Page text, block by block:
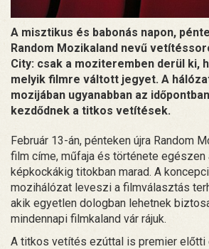
A misztikus és babonás napon,
Random Mozikaland nevű
City: csak a moziteremben derül ki,
melyik filmre váltott jegyet. A
mozijában ugyanabban az
kezdődnek a titkos vetítések.
Február 13-án, pénteken újra Random
film címe, műfaja és története egészen
képkockákig titokban marad. A
mozihálózat leveszi a filmválasztás
akik egyetlen dologban lehetnek
mindennapi filmkaland vár rájuk.
A titkos vetítés ezúttal is premier előtti